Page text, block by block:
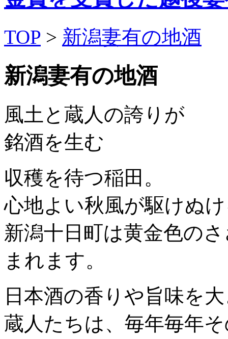
TOP > 新潟妻有の地酒
新潟妻有の地酒
風土と蔵人の誇りが
銘酒を生む
収穫を待つ稲田。
心地よい秋風が駆けぬ
新潟十日町は黄金色の
まれます。
日本酒の香りや旨味を
蔵人たちは、毎年毎年